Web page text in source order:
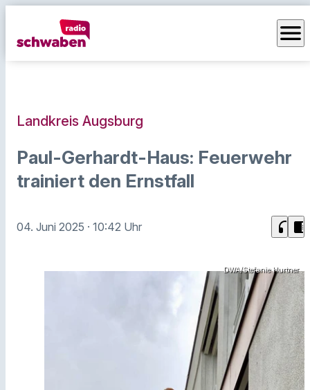
menu
Landkreis Augsburg
Paul-Gerhardt-Haus: Feuerwehr
trainiert den Ernstfall
04. Juni 2025 · 10:42 Uhr headphones chrome_reader_mode
DWA/Stefanie Hurtner